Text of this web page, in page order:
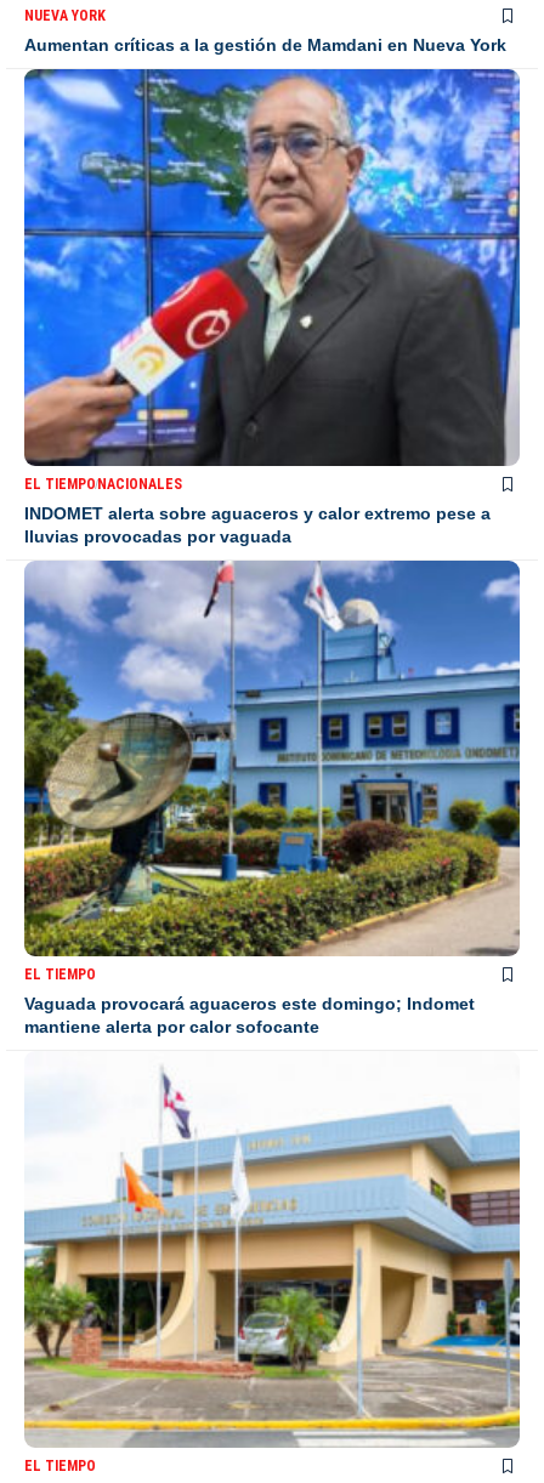
NUEVA YORK
Aumentan críticas a la gestión de Mamdani en Nueva York
EL TIEMPONACIONALES
INDOMET alerta sobre aguaceros y calor extremo pese a
lluvias provocadas por vaguada
EL TIEMPO
Vaguada provocará aguaceros este domingo; Indomet
mantiene alerta por calor sofocante
EL TIEMPO